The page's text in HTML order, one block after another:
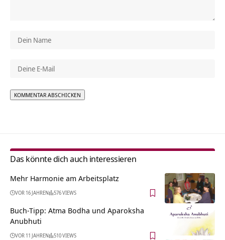
Das könnte dich auch interessieren
Mehr Harmonie am Arbeitsplatz
VOR 16 JAHREN 576 VIEWS
Buch-Tipp: Atma Bodha und Aparoksha
Anubhuti
VOR 11 JAHREN 510 VIEWS